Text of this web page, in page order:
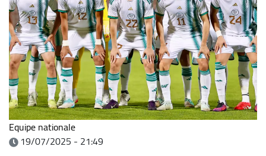
Equipe nationale
19/07/2025 - 21:49